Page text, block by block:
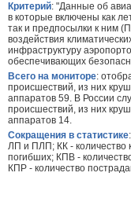
Критерий: "Данные об
в которые включены как
так и предпосылки к ним
воздействия
инфраструктуру
обеспечивающих
Всего на мониторе:
происшествий, из них
аппаратов 59. В России
происшествий, из них
аппаратов 14.
Сокращения в статистике
ЛП и ПЛП; КК - количество
погибших; КПВ -
КПР - количество